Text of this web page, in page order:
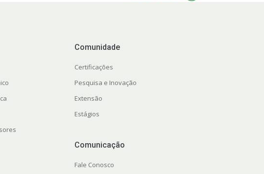
Comunidade
Certificações
Pesquisa e Inovação
Extensão
Estágios
Comunicação
Fale Conosco